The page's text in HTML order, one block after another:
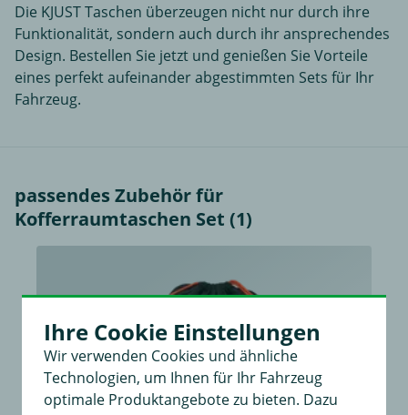
Die KJUST Taschen überzeugen nicht nur durch ihre
Funktionalität, sondern auch durch ihr ansprechendes
Design. Bestellen Sie jetzt und genießen Sie Vorteile
eines perfekt aufeinander abgestimmten Sets für Ihr
Fahrzeug.
passendes Zubehör für
Kofferraumtaschen Set (1)
Ihre Cookie Einstellungen
Wir verwenden Cookies und ähnliche
Technologien, um Ihnen für Ihr Fahrzeug
optimale Produktangebote zu bieten. Dazu